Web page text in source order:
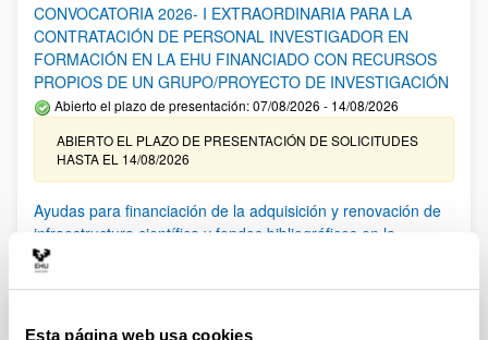
Esta página web usa cookies
CONVOCATORIA 2026- I EXTRAORDINARIA PARA LA
CONTRATACIÓN DE PERSONAL INVESTIGADOR EN
FORMACIÓN EN LA EHU FINANCIADO CON RECURSOS
PROPIOS DE UN GRUPO/PROYECTO DE INVESTIGACIÓN
Abierto el plazo de presentación: 07/08/2026 - 14/08/2026
ABIERTO EL PLAZO DE PRESENTACIÓN DE SOLICITUDES
HASTA EL 14/08/2026
Ayudas para financiación de la adquisición y renovación de
infraestructura científica y fondos bibliográficos en la
UPV/EHU 2026
solicitudes admitidas y excluidas. 23/03/2026: Relación